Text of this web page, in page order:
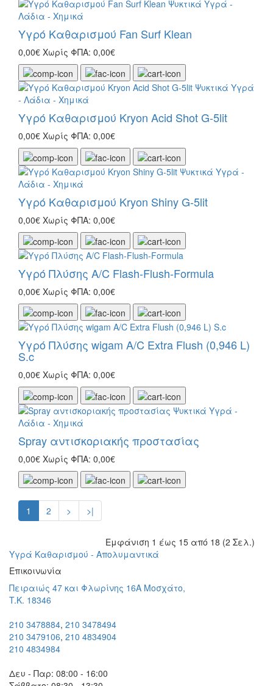
Υγρό Καθαρισμού Fan Surf Klean
0,00€ Χωρίς ΦΠΑ: 0,00€
Υγρό Καθαρισμού Kryon Acid Shot G-5lit
0,00€ Χωρίς ΦΠΑ: 0,00€
Υγρό Καθαρισμού Kryon Shiny G-5lit
0,00€ Χωρίς ΦΠΑ: 0,00€
Υγρό Πλύσης A/C Flash-Flush-Formula
0,00€ Χωρίς ΦΠΑ: 0,00€
Υγρό Πλύσης wigam A/C Extra Flush (0,946 L)
S.c
0,00€ Χωρίς ΦΠΑ: 0,00€
Spray αντισκοριακής προστασίας
0,00€ Χωρίς ΦΠΑ: 0,00€
1 2 > >|
Εμφάνιση 1 έως 15 από 18 (2 Σελ.)
Υγρά Καθαρισμού - Απολυμαντικά
Eπικοινωνία
Πειραιώς 47 και Φλωρίνης 16Α Μοσχάτο,
T.K. 18346
210 3478884, 210 3478494
210 3479106, 210 4834904
210 4834984
Δευ - Παρ: 08:00 - 16:00